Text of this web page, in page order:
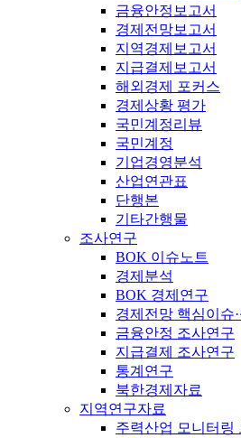
금융안정보고서
경제전망보고서
지역경제보고서
지급결제보고서
해외경제 포커스
경제상황 평가
국민계정리뷰
국민계정
기업경영분석
산업연관표
단행본
기타간행물
조사연구
BOK 이슈노트
경제분석
BOK 경제연구
경제전망 핵심이슈
금융안정 조사연구
지급결제 조사연구
통계연구
북한경제자료
지역연구자료
주력산업 모니터링